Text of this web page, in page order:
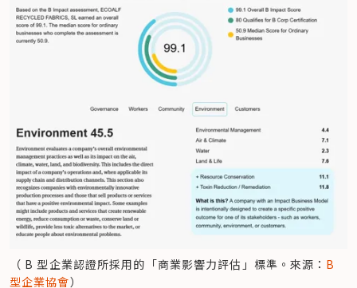
（ B 型企業認證所採用的「商業影響力評估」標準。來源： B
型企業協會）